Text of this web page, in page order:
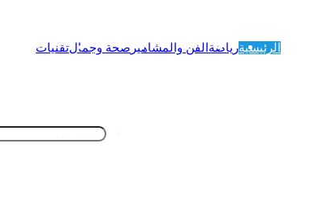
الرئيسيةرياضة الفن والمشاهير صحة وجمالتقنيات